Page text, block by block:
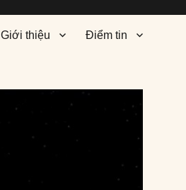
Giới thiệu Điểm tin